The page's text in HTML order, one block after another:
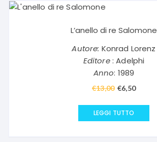
L’anello di re Salomone
Autore: Konrad Lorenz
Editore: Adelphi
Anno: 1989
€13,00 Il
originale
€6,50Il
LEGGI TUTTO